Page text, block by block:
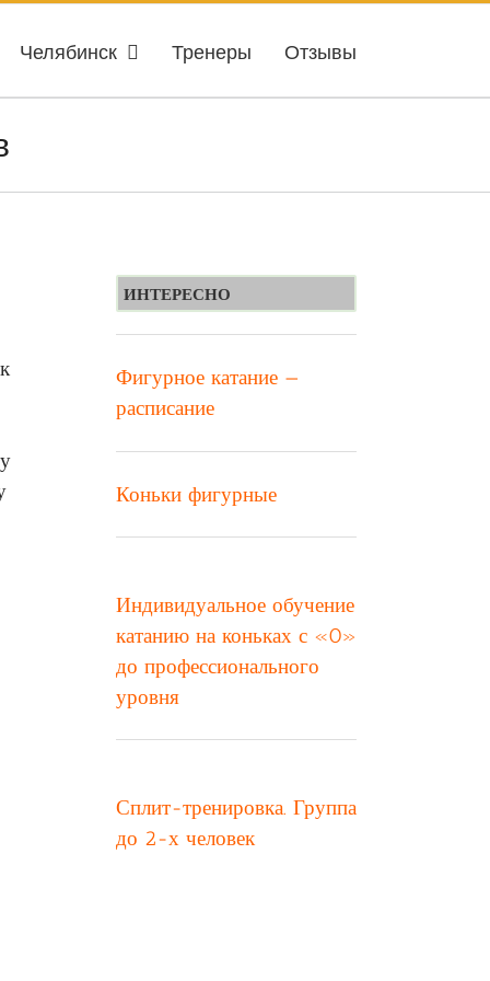
Челябинск Тренеры Отзывы
ИНТЕРЕСНО
Фигурное катание —
расписание
Коньки фигурные
Индивидуальное обучение
катанию на коньках с «0»
до профессионального
уровня
Сплит-тренировка. Группа
до 2-х человек